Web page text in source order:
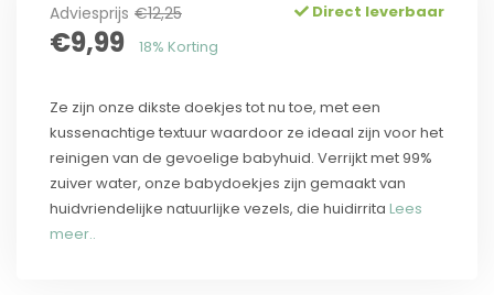
Adviesprijs €12,25
€9,99 18% Korting
Direct leverbaar
Ze zijn onze dikste doekjes tot nu toe, met een
kussenachtige textuur waardoor ze ideaal zijn voor het
reinigen van de gevoelige babyhuid. Verrijkt met 99%
zuiver water, onze babydoekjes zijn gemaakt van
huidvriendelijke natuurlijke vezels, die huidirrita Lees
meer..